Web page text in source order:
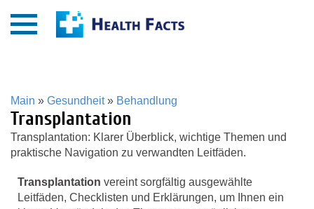
Main » Gesundheit» Behandlung
Transplantation
Transplantation: Klarer Überblick, wichtige Themen und
praktische Navigation zu verwandten Leitfäden.
Transplantation vereint sorgfältig ausgewählte
Leitfäden, Checklisten und Erklärungen, um Ihnen ein